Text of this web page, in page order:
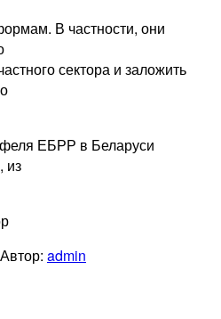
В частности, они
сектора и заложить
ЕБРР в Беларуси
из
Автор: admin